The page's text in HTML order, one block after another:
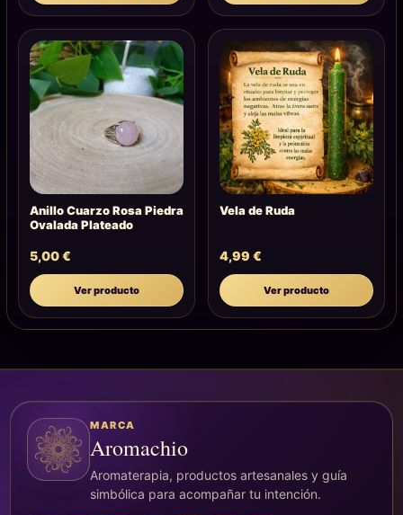
Anillo Cuarzo Rosa Piedra
Ovalada Plateado
5,00€
Ver producto
Vela de Ruda
4,99 €
Ver producto
MARCA
Aromachio
Aromaterapia, productos artesanales y guía
simbólica para acompañar tu intención.